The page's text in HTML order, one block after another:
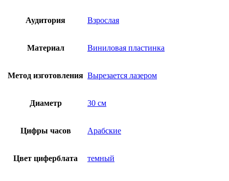
Аудитория Взрослая
Материал Виниловая пластинка
Метод изготовления Вырезается лазером
Диаметр 30 см
Цифры часов Арабские
Цвет циферблата темный